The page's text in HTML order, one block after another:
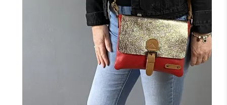
MARINECAMEL
F
CANARD
JAUNE
+2
J'ajoute à mon panier !